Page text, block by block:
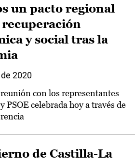
un pacto regional
y social tras la
2020
con los representantes
PSOE celebrada hoy a través de
de Castilla-La